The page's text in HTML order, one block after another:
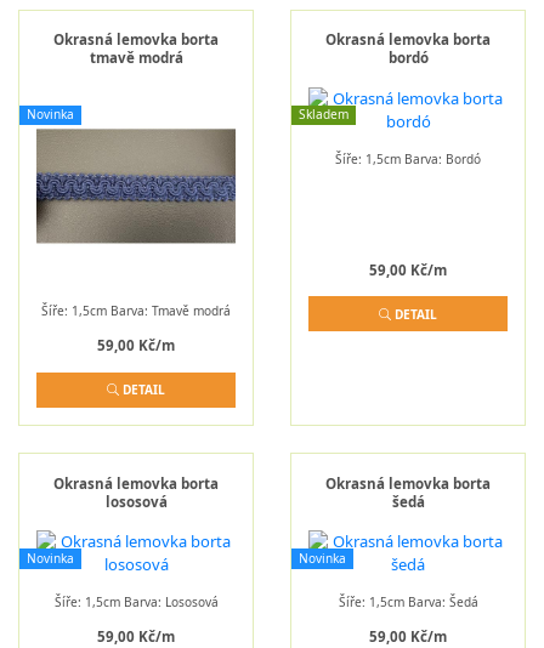
Okrasná lemovka borta
tmavě modrá
Novinka
Šíře: 1,5cm Barva: Tmavě modrá
59,00 Kč/m
DETAIL
Okrasná lemovka borta
bordó
Skladem
Šíře: 1,5cm Barva: Bordó
59,00 Kč/m
DETAIL
Okrasná lemovka borta
lososová
Novinka
Šíře: 1,5cm Barva: Lososová
59,00 Kč/m
Okrasná lemovka borta
šedá
Novinka
Šíře: 1,5cm Barva: Šedá
59,00 Kč/m